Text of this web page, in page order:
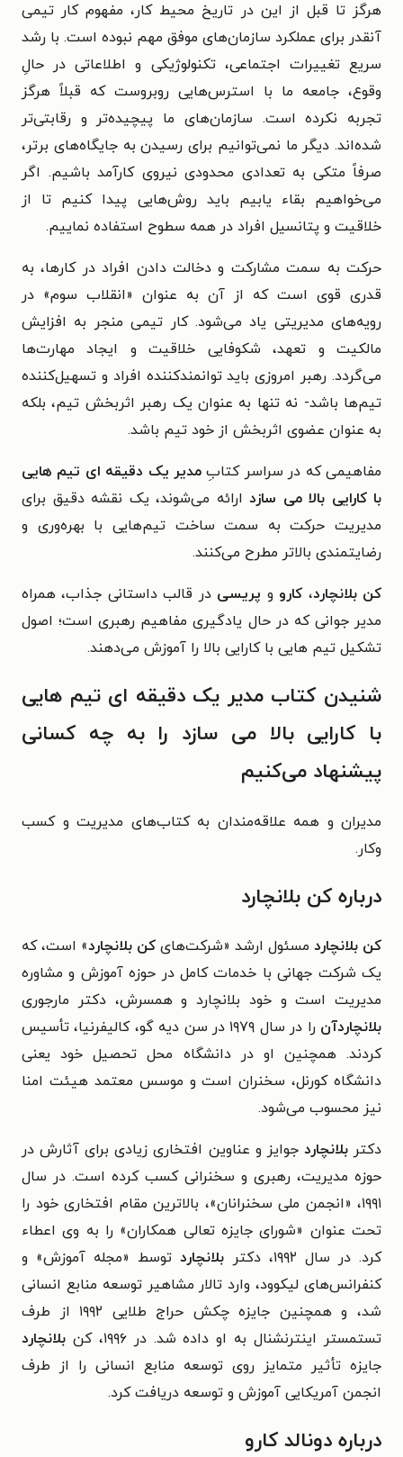
هرگز تا قبل از این در تاریخ محیط کار، مفهوم کار تیمی
آنقدر برای عملکرد سازمان‌های موفق مهم نبوده است. با رشد
سریع تغییرات اجتماعی، تکنولوژیکی و اطلاعاتی در حالِ
وقوع، جامعه ما با استرس‌هایی روبروست که قبلاً هرگز
تجربه نکرده است. سازمان‌های ما پیچیده‌تر و رقابتی‌تر
شده‌اند. دیگر ما نمی‌توانیم برای رسیدن به جایگاه‌های برتر،
صرفاً متکی به تعدادی محدودی نیروی کارآمد باشیم. اگر
می‌خواهیم بقاء یابیم باید روش‌هایی پیدا کنیم تا از
خلاقیت و پتانسیل افراد در همه سطوح استفاده نماییم.
حرکت به سمت مشارکت و دخالت دادن افراد در کارها، به
قدری قوی‌ است که از آن به عنوان «انقلاب سوم» در
رویه‌های مدیریتی یاد می‌شود. کار تیمی منجر به افزایش
مالکیت و تعهد، شکوفایی خلاقیت و ایجاد مهارت‌ها
می‌گردد. رهبر امروزی باید توانمندکننده افراد و تسهیل‌کننده
تیم‌ها باشد- نه تنها به عنوان یک رهبر اثربخش تیم، بلکه
به عنوان عضوی اثربخش از خود تیم باشد.
مفاهیمی که در سراسر کتابِ مدیر یک دقیقه ای تیم هایی
با کارایی بالا می سازد ارائه می‌شوند، یک نقشه دقیق برای
مدیریت حرکت به سمت ساخت تیم‌هایی با بهره‌وری و
رضایتمندی بالاتر مطرح می‌کنند.
کن بلانچارد، کارو و پریسیدر قالب داستانی جذاب، همراه
مدیر جوانی که در حال یادگیری مفاهیم رهبری است؛ اصول
تشکیل تیم هایی با کارایی بالا را آموزش می‌دهند.
شنیدن کتاب مدیر یک دقیقه ای تیم هایی
با کارایی بالا می سازد را به چه کسانی
پیشنهاد می‌کنیم
مدیران و همه علاقه‌مندان به کتاب‌های مدیریت و کسب
وکار.
درباره کن بلانچارد
کن بلانچارد مسئول ارشد «شرکت‌های کن بلانچارد» است، که
یک شرکت جهانی با خدمات کامل در حوزه آموزش و مشاوره
مدیریت است و خود بلانچارد و همسرش، دکتر مارجوری
بلانچاردآن
را در سال ۱۹۷۹ در سن دیه گو، کالیفرنیا، تأسیس
کردند. همچنین او در دانشگاه محل تحصیل خود یعنی
دانشگاه کورنل، سخنران است و موسس معتمد هیئت امنا
نیز محسوب می‌شود.
دکتربلانچاردجوایز و عناوین افتخاری زیادی برای آثارش در
حوزه مدیریت، رهبری و سخنرانی کسب کرده است. در سال
۱۹۹۱، «انجمن ملی سخنرانان»، بالاترین مقام افتخاری خود را
تحت عنوان «شورای جایزه تعالی همکاران» را به وی اعطاء
کرد. در سال ۱۹۹۲، دکتر
بلانچارد توسط «مجله آموزش» و
کنفرانس‌های لیکوود، وارد تالار مشاهیر توسعه منابع انسانی
شد، و همچنین جایزه چکش حراج طلایی ۱۹۹۲ از طرف
تستمستر اینترنشنال به او داده شد. در ۱۹۹۶، کن
بلانچارد
جایزه تأثیر متمایز روی توسعه منابع انسانی را از طرف
انجمن آمریکایی آموزش و توسعه دریافت کرد.
درباره دونالد کارو